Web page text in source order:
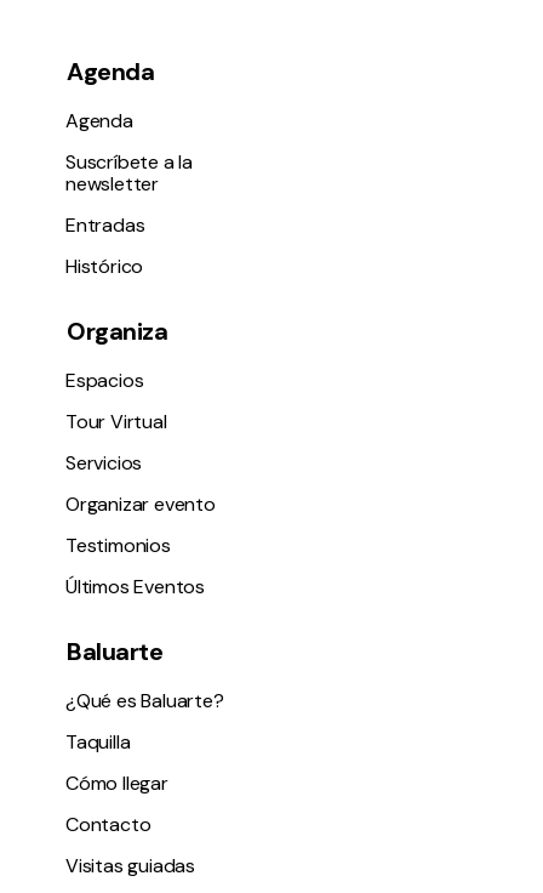
Agenda
Agenda
Suscríbete a la
newsletter
Entradas
Histórico
Organiza
Espacios
Tour Virtual
Servicios
Organizar evento
Testimonios
Últimos Eventos
Baluarte
¿Qué es Baluarte?
Taquilla
Cómo llegar
Contacto
Visitas guiadas